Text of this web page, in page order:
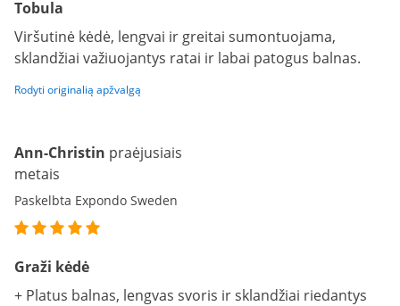
Tobula
Viršutinė kėdė, lengvai ir greitai sumontuojama,
sklandžiai važiuojantys ratai ir labai patogus balnas.
Rodyti originalią apžvalgą
Ann-Christin praėjusiais
metais
Paskelbta Expondo Sweden
Graži kėdė
+ Platus balnas, lengvas svoris ir sklandžiai riedantys